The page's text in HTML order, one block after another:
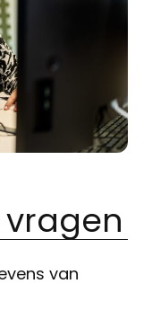
van